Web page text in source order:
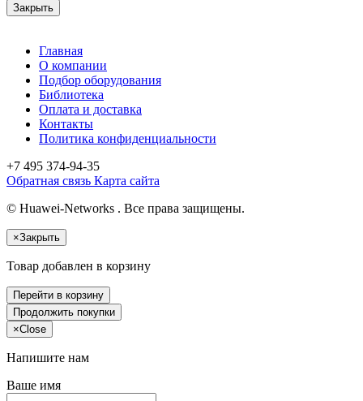
Закрыть
Главная
О компании
Подбор оборудования
Библиотека
Оплата и доставка
Контакты
Политика конфиденциальности
+7 495 374-94-35
Обратная связь Карта сайта
© Huawei-Networks . Все права защищены.
×Закрыть
Товар добавлен в корзину
Перейти в корзину
Продолжить покупки
×Close
Напишите нам
Ваше имя